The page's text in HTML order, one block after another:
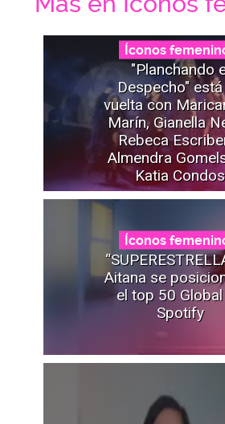
Íconos
"Planchando
Despecho"
vuelta con
Marín, Gianella
Rebeca
Almendra
Katia Condos
Íconos
Aitana se
el top 50
Spotify